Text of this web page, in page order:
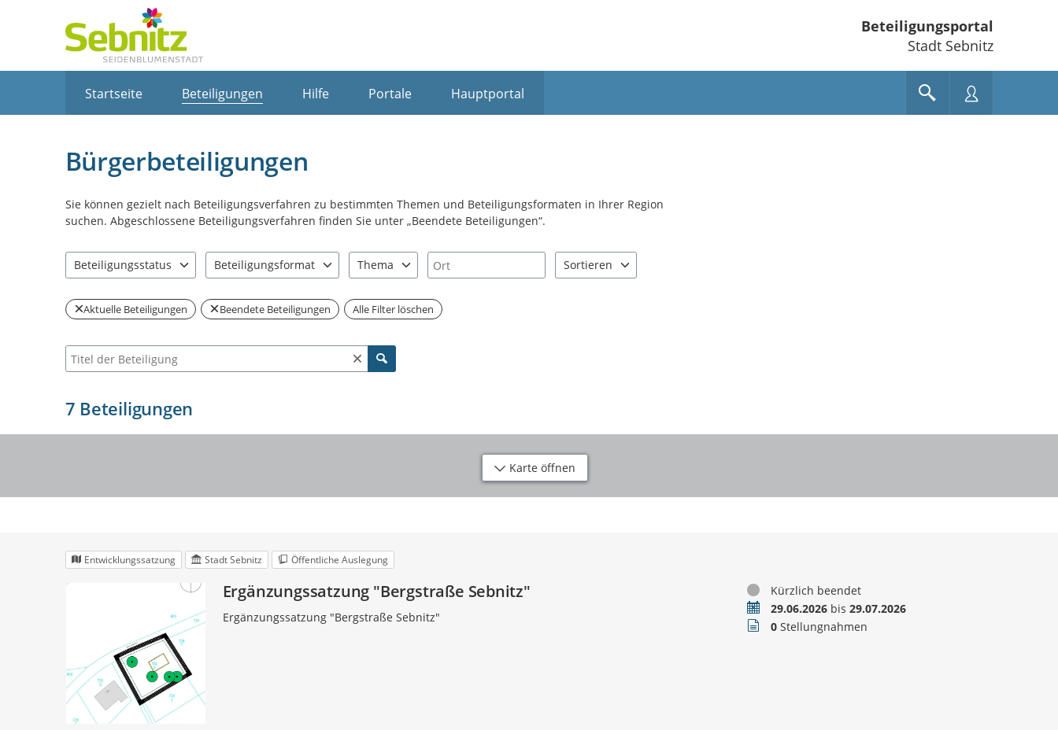
Beteiligungsportal
Stadt Sebnitz
Startseite Beteiligungen Hilfe Portale Hauptportal
Bürgerbeteiligungen
Sie können gezielt nach Beteiligungsverfahren zu bestimmten Themen und Beteiligungsformaten in Ihrer Region
suchen. Abgeschlossene Beteiligungsverfahren finden Sie unter „Beendete Beteiligungen“.
Beteiligungsstatus
Beteiligungsformat
Thema
Ort
Sortieren
Aktuelle Beteiligungen Beendete Beteiligungen Alle Filter löschen
Suche nach Beteiligung
7 Beteiligungen
Karte öffnen
Entwicklungssatzung Stadt Sebnitz Öffentliche Auslegung
Ergänzungssatzung "Bergstraße Sebnitz"
Ergänzungssatzung "Bergstraße Sebnitz"
StatusKürzlich beendet
Zeitraum29.06.2026 bis29.07.2026
Stellungnahmen
0 Stellungnahmen